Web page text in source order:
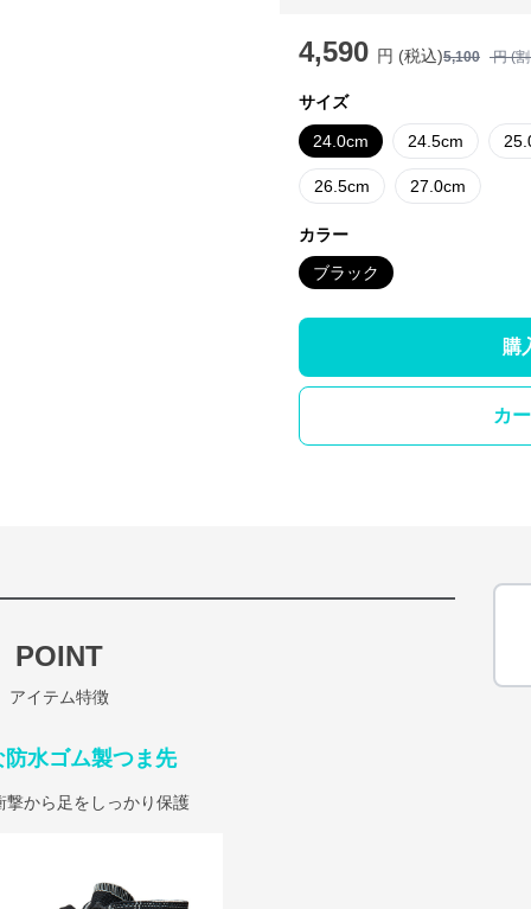
4,590 円 (税込)5,100 円 (
サイズ
24.0cm 24.5cm
26.5cm 27.0cm
カラー
ブラック
購
カ
POINT
アイテム特徴
防水ゴム製つま先
から足をしっかり保護